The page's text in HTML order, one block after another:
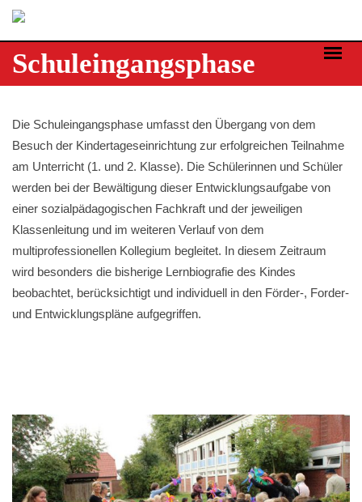
Skip
content
Schuleingangsphase
Die Schuleingangsphase umfasst den Übergang von dem
Besuch der Kindertageseinrichtung zur erfolgreichen Teilnahme
am Unterricht (1. und 2. Klasse). Die Schülerinnen und Schüler
werden bei der Bewältigung dieser Entwicklungsaufgabe von
einer sozialpädagogischen Fachkraft und der jeweiligen
Klassenleitung und im weiteren Verlauf von dem
multiprofessionellen Kollegium begleitet. In diesem Zeitraum
wird besonders die bisherige Lernbiografie des Kindes
beobachtet, berücksichtigt und individuell in den Förder-, Forder-
und Entwicklungspläne aufgegriffen.